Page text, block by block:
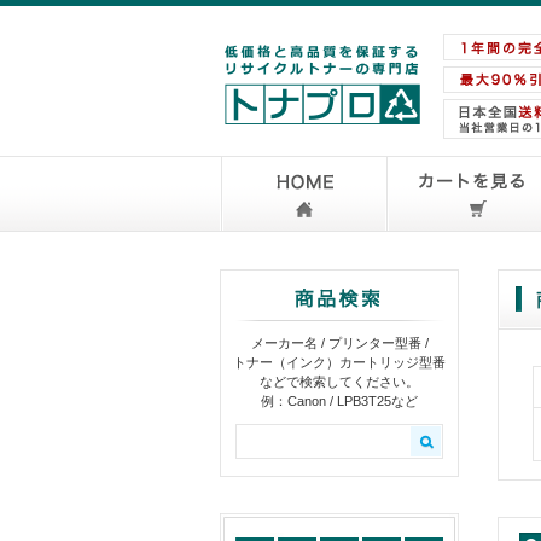
メーカー名 / プリンター型番 /
トナー（インク）カートリッジ型番
などで検索してください。
例：Canon / LPB3T25など